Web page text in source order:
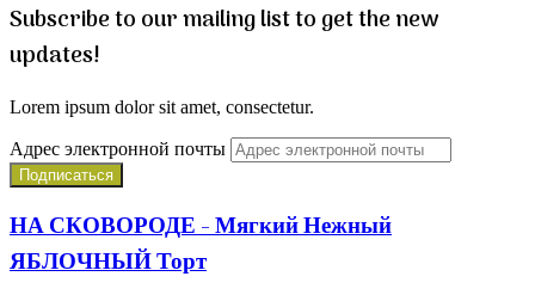
Subscribe to our mailing list to get the new
updates!
Lorem ipsum dolor sit amet, consectetur.
Адрес электронной почты
НА СКОВОРОДЕ - Мягкий Нежный
ЯБЛОЧНЫЙ Торт